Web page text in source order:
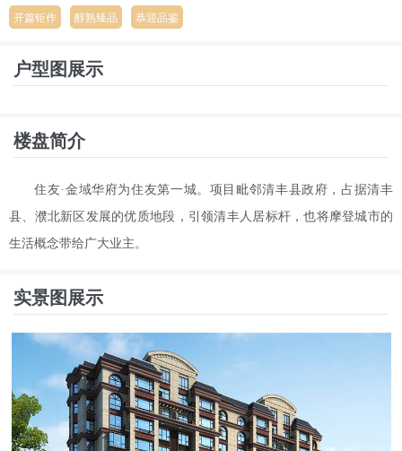
开篇钜作 醇熟臻品 恭迎品鉴
户型图展示
楼盘简介
住友·金域华府为住友第一城。 项目毗邻清丰县政府，占据清丰
县、濮北新区发展的优质地段，引领清丰人居标杆，也将摩登城市的
生活概念带给广大业主。
实景图展示